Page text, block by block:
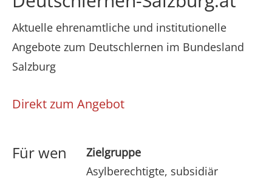
Aktuelle ehrenamtliche und institutionelle
Angebote zum Deutschlernen im Bundesland
Salzburg
Direkt zum Angebot
Für wen
Zielgruppe
Asylberechtigte, subsidiär